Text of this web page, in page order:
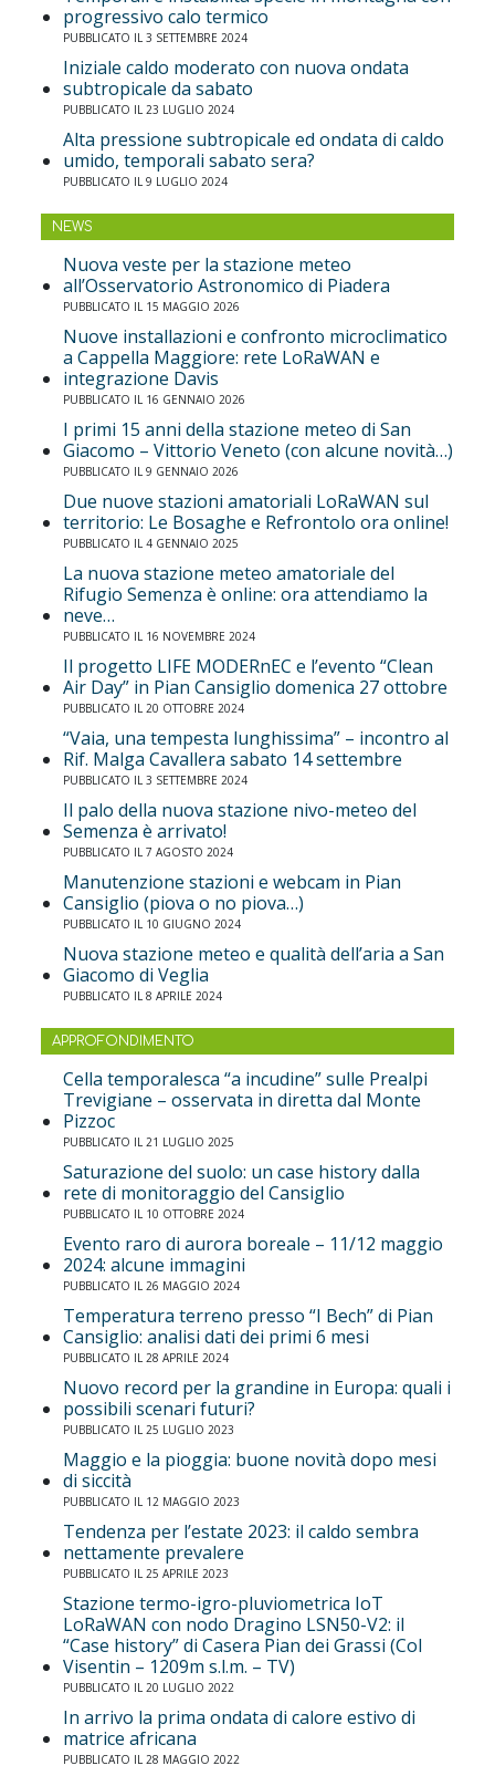
progressivo calo termico
PUBBLICATO IL 3 SETTEMBRE 2024
Iniziale caldo moderato con nuova ondata
subtropicale da sabato
PUBBLICATO IL 23 LUGLIO 2024
Alta pressione subtropicale ed ondata di caldo
umido, temporali sabato sera?
PUBBLICATO IL 9 LUGLIO 2024
NEWS
Nuova veste per la stazione meteo
all’Osservatorio Astronomico di Piadera
PUBBLICATO IL 15 MAGGIO 2026
Nuove installazioni e confronto microclimatico
a Cappella Maggiore: rete LoRaWAN e
integrazione Davis
PUBBLICATO IL 16 GENNAIO 2026
I primi 15 anni della stazione meteo di San
Giacomo – Vittorio Veneto (con alcune novità…)
PUBBLICATO IL 9 GENNAIO 2026
Due nuove stazioni amatoriali LoRaWAN sul
territorio: Le Bosaghe e Refrontolo ora online!
PUBBLICATO IL 4 GENNAIO 2025
La nuova stazione meteo amatoriale del
Rifugio Semenza è online: ora attendiamo la
neve…
PUBBLICATO IL 16 NOVEMBRE 2024
Il progetto LIFE MODERnEC e l’evento “Clean
Air Day” in Pian Cansiglio domenica 27 ottobre
PUBBLICATO IL 20 OTTOBRE 2024
“Vaia, una tempesta lunghissima” – incontro al
Rif. Malga Cavallera sabato 14 settembre
PUBBLICATO IL 3 SETTEMBRE 2024
Il palo della nuova stazione nivo-meteo del
Semenza è arrivato!
PUBBLICATO IL 7 AGOSTO 2024
Manutenzione stazioni e webcam in Pian
Cansiglio (piova o no piova…)
PUBBLICATO IL 10 GIUGNO 2024
Nuova stazione meteo e qualità dell’aria a San
Giacomo di Veglia
PUBBLICATO IL 8 APRILE 2024
APPROFONDIMENTO
Cella temporalesca “a incudine” sulle Prealpi
Trevigiane – osservata in diretta dal Monte
Pizzoc
PUBBLICATO IL 21 LUGLIO 2025
Saturazione del suolo: un case history dalla
rete di monitoraggio del Cansiglio
PUBBLICATO IL 10 OTTOBRE 2024
Evento raro di aurora boreale – 11/12 maggio
2024: alcune immagini
PUBBLICATO IL 26 MAGGIO 2024
Temperatura terreno presso “I Bech” di Pian
Cansiglio: analisi dati dei primi 6 mesi
PUBBLICATO IL 28 APRILE 2024
Nuovo record per la grandine in Europa: quali i
possibili scenari futuri?
PUBBLICATO IL 25 LUGLIO 2023
Maggio e la pioggia: buone novità dopo mesi
di siccità
PUBBLICATO IL 12 MAGGIO 2023
Tendenza per l’estate 2023: il caldo sembra
nettamente prevalere
PUBBLICATO IL 25 APRILE 2023
Stazione termo-igro-pluviometrica IoT
LoRaWAN con nodo Dragino LSN50-V2: il
“Case history” di Casera Pian dei Grassi (Col
Visentin – 1209m s.l.m. – TV)
PUBBLICATO IL 20 LUGLIO 2022
In arrivo la prima ondata di calore estivo di
matrice africana
PUBBLICATO IL 28 MAGGIO 2022